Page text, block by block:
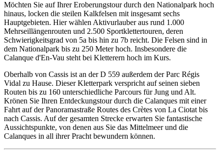
Möchten Sie auf Ihrer Eroberungstour durch den Nationalpark hoch
hinaus, locken die steilen Kalkfelsen mit insgesamt sechs
Hauptgebieten. Hier wählen Aktivurlauber aus rund 1.000
Mehrseillängenrouten und 2.500 Sportklettertouren, deren
Schwierigkeitsgrad von 5a bis hin zu 7b reicht. Die Felsen sind in
dem Nationalpark bis zu 250 Meter hoch. Insbesondere die
Calanque d'En-Vau steht bei Kletterern hoch im Kurs.
Oberhalb von Cassis ist an der D 559 außerdem der Parc Régis
Vidal zu Hause. Dieser Kletterpark verspricht auf seinen sieben
Routen bis zu 160 unterschiedliche Parcours für Jung und Alt.
Krönen Sie Ihren Entdeckungstour durch die Calanques mit einer
Fahrt auf der Panoramastraße Routes des Crètes von La Ciotat bis
nach Cassis. Auf der gesamten Strecke erwarten Sie fantastische
Aussichtspunkte, von denen aus Sie das Mittelmeer und die
Calanques in all ihrer Pracht bewundern können.